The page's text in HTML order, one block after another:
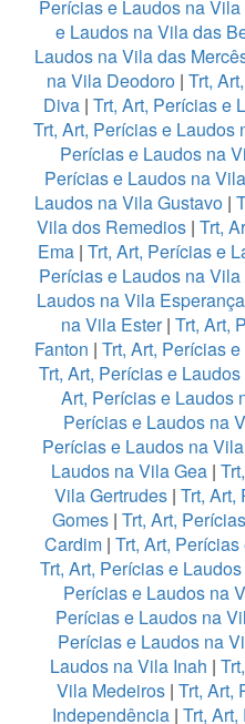
Perícias e Laudos na
e Laudos na Vila das
Laudos na Vila das
na Vila Deodoro | Trt,
Diva | Trt, Art, Perícias e
Trt, Art, Perícias e Laudos
Perícias e Laudos na
Perícias e Laudos na
Laudos na Vila Gustavo |
Vila dos Remedios| Trt,
Ema | Trt, Art, Perícias e
Perícias e Laudos na
Laudos na Vila Esperança
na Vila Ester| Trt, Art,
Fanton | Trt, Art, Perícias
Trt, Art, Perícias e
Art, Perícias e Laudos
Perícias e Laudos na
Perícias e Laudos na
Laudos na Vila Gea|
Vila Gertrudes | Trt, Art,
Gomes | Trt, Art,
Cardim| Trt, Art,
Trt, Art, Perícias e
Perícias e Laudos na
Perícias e Laudos na
Perícias e Laudos na
Laudos na Vila Inah |
Vila Medeiros | Trt, Art,
Independência | Trt,